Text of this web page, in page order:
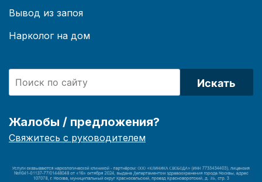
Вывод из запоя
Нарколог на дом
Искать
Жалобы / предложения?
Свяжитесь с руководителем